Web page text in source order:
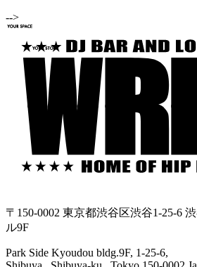
-->
〒150-0002 東京都渋谷区渋谷1-25-6
ル9F
Park Side Kyoudou bldg.9F, 1-25-6,